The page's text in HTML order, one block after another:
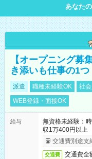
あなた
【オープニング募
き添いも仕事の1つ
派遣 職種未経験OK 社
WEB登録・面接OK
給与
無資格未経験：
収1万400円以上
交通費別途支
交通費 交通費全